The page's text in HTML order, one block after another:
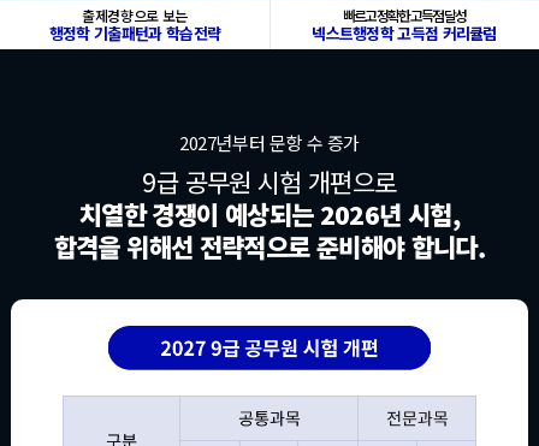
출제경향으로 보는
행정학 기출패턴과학습전략
빠르고 정확한 고득점 달성
넥스트행정학고득점 커리큘럼
2027년부터 문항 수 증가
9급 공무원 시험 개편으로
치열한 경쟁이 예상되는 2026년 시험,
합격을 위해선 전략적으로 준비해야 합니다.